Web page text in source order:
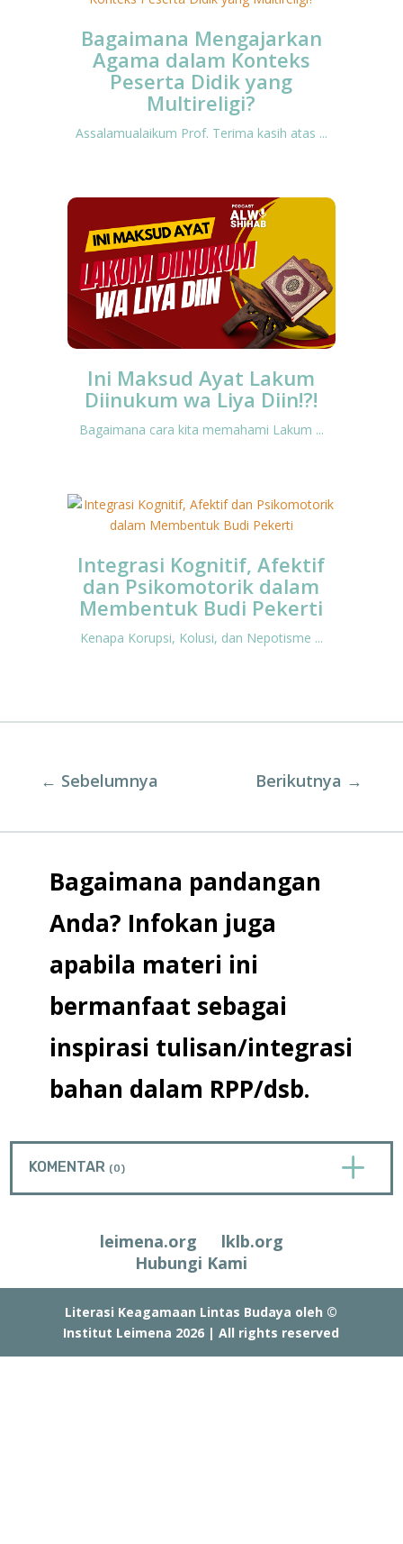
Bagaimana Mengajarkan
Agama dalam Konteks
Peserta Didik yang
Multireligi?
Assalamualaikum Prof. Terima kasih atas ...
Ini Maksud Ayat Lakum
Diinukum wa Liya Diin!?!
Bagaimana cara kita memahami Lakum ...
Integrasi Kognitif, Afektif
dan Psikomotorik dalam
Membentuk Budi Pekerti
Kenapa Korupsi, Kolusi, dan Nepotisme ...
← Sebelumnya Berikutnya →
Bagaimana pandangan
Anda? Infokan juga
apabila materi ini
bermanfaat sebagai
inspirasi tulisan/integrasi
bahan dalam RPP/dsb.
KOMENTAR (0) L
leimena.org
lklb.org
Hubungi Kami
Literasi Keagamaan Lintas Budaya oleh ©
Institut Leimena 2026 | All rights reserved